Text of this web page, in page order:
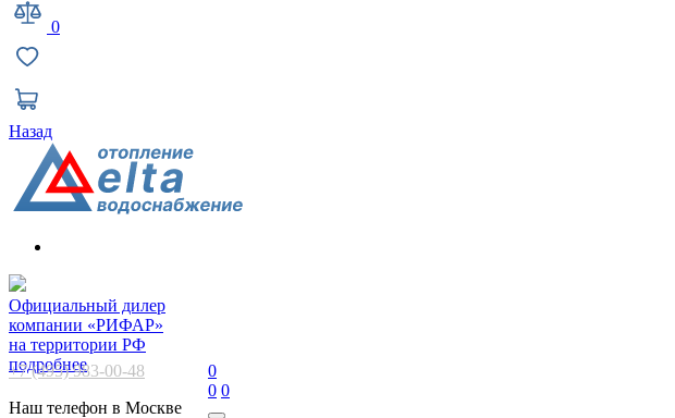
0
Назад
Официальный дилер
компании «РИФАР»
на территории РФ
подробнее
+7 (495) 983-00-48
Наш телефон в Москве
0
0 0